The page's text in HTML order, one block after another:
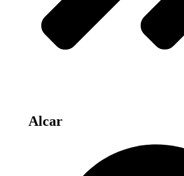
Alcar